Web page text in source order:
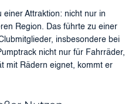
einer Attraktion: nicht nur in
Region. Das führte zu einer
insbesondere bei
nicht nur für Fahrräder,
mit Rädern eignet, kommt er